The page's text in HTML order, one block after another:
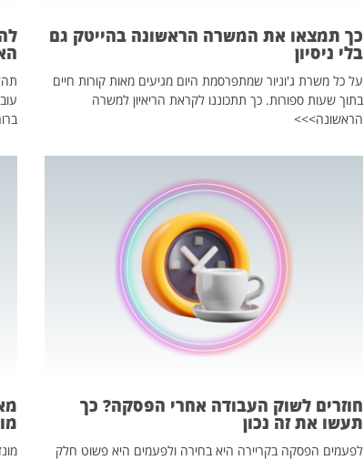
כך תמצאו את המשרה הראשונה בהייטק גם
בלי ניסיון
על כל משרת ג'וניור שמתפרסמת היום מגיעים מאות קורות חיים
בתוך שעות ספורות. כך תתכוננו לקראת הריאיון למשרה
הראשונה>>>
חוזרים לשוק העבודה אחרי הפסקה? כך
תעשו את זה נכון
לפעמים הפסקה בקריירה היא בחירה ולפעמים היא פשוט חלק